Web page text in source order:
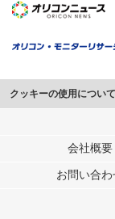
クッキーの使用について
このサイトでは
行っています。
メディアや広告配信、
各パートナーは、この
ユーザーが各パートナ
会社概要
お問い合わ